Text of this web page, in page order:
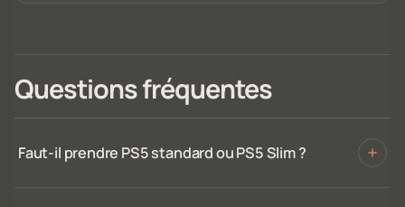
Questions fréquentes
Faut-il prendre PS5 standard ou PS5 Slim ?